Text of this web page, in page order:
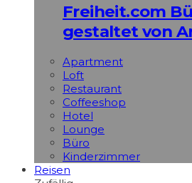
Freiheit.com
gestaltet von
Apart­ment
Loft
Restaurant
Coffeeshop
Hotel
Lounge
Büro
Kinderzimmer
Reisen